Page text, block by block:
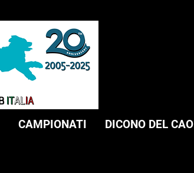
CAMPIONATI DICONO DEL CAO